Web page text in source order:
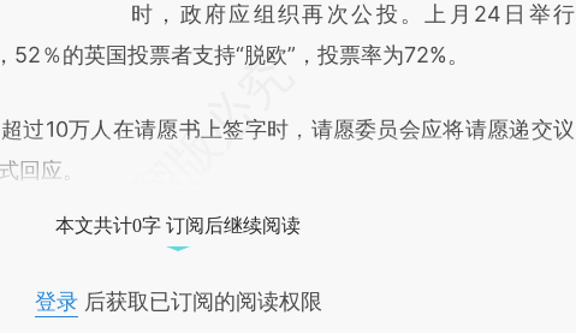
时，政府应组织再次公投。上月24日举行
52％的英国投票者支持“脱欧”，投票率为72%。
10万人在请愿书上签字时，请愿委员会应将请愿递交议
回应。
本文共计0字 订阅后继续阅读
登录后获取已订阅的阅读权限